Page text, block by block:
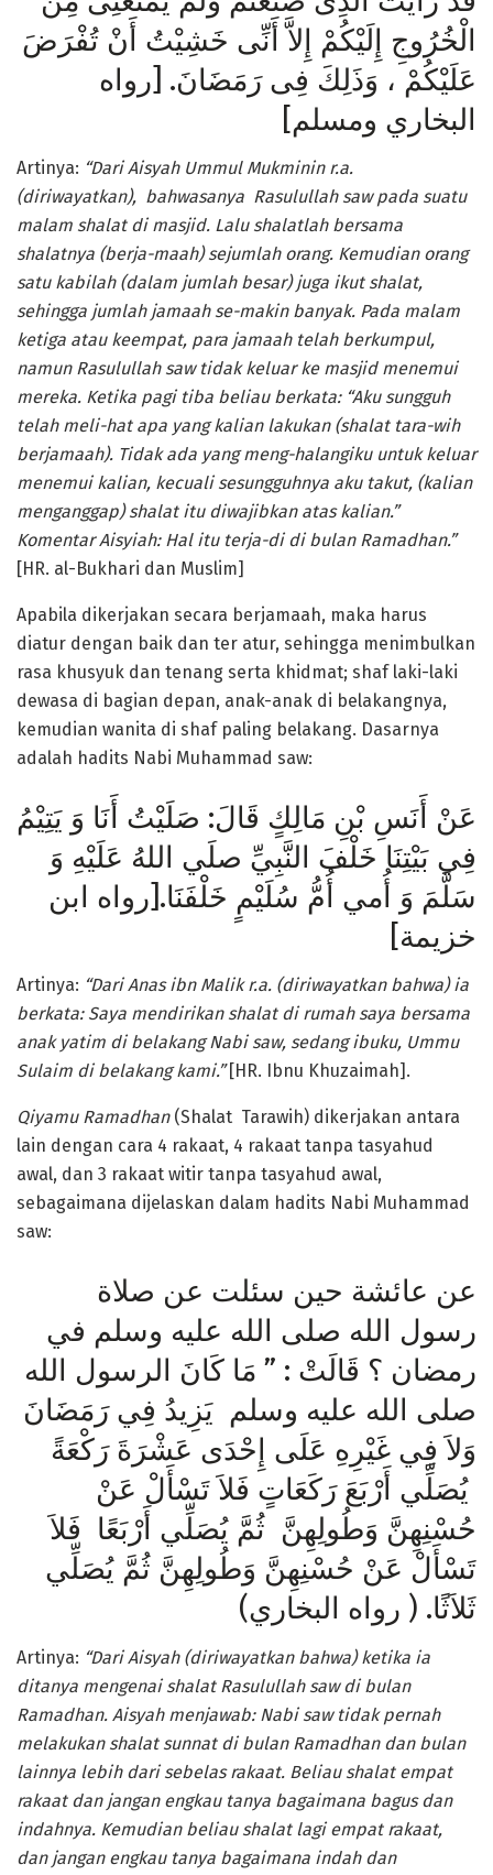
الْخُرُوجِ إِلَيْكُمْ إِلاَّ أَنِّى خَشِيْتُ أَنْ تُفْرَضَ
عَلَيْكُمْ ، وَذَلِكَ فِى رَمَضَانَ. [رواه
البخاري ومسلم]
Artinya: “Dari Aisyah Ummul Mukminin r.a.
(diriwayatkan), bahwasanya Rasulullah saw pada suatu
malam shalat di masjid. Lalu shalatlah bersama
shalatnya (berja-maah) sejumlah orang. Kemudian orang
satu kabilah (dalam jumlah besar) juga ikut shalat,
sehingga jumlah jamaah se-makin banyak. Pada malam
ketiga atau keempat, para jamaah telah berkumpul,
namun Rasulullah saw tidak keluar ke masjid menemui
mereka. Ketika pagi tiba beliau berkata: “Aku sungguh
telah meli-hat apa yang kalian lakukan (shalat tara-wih
berjamaah). Tidak ada yang meng-halangiku untuk keluar
menemui kalian, kecuali sesungguhnya aku takut, (kalian
menganggap) shalat itu diwajibkan atas kalian.”
Komentar Aisyiah: Hal itu terja-di di bulan Ramadhan.”
[HR. al-Bukhari dan Muslim]
Apabila dikerjakan secara berjamaah, maka harus
diatur dengan baik dan ter­ atur, sehingga menimbulkan
rasa khusyuk dan tenang serta khidmat; shaf laki-laki
dewasa di bagian depan, anak-anak di bela­kangnya,
kemudian wanita di shaf paling belakang. Dasar­nya
adalah hadits Nabi Muhammad saw:
عَنْ أَنَسِ بْنِ مَالِكٍ قَالَ: صَلَيْتُ أَنَا وَ يَتِيْمُ
فِي بَيْتِنَا خَلْفَ النَّبِيِّ صلَي اللهُ عَلَيْهِ وَ
سَلَّمَ وَ أُمي أُمُّ سُلَيْمٍ خَلْفَنَا.[رواه ابن
خزيمة]
Artinya: “Dari Anas ibn Malik r.a. (diriwayatkan bahwa) ia
berkata: Saya mendirikan shalat di rumah saya bersama
anak yatim di belakang Nabi saw, sedang ibuku, Ummu
Sulaim di belakang kami.”[HR. Ibnu Khuzaimah].
Qiyamu Ramadhan(Shalat Tarawih) dikerjakan antara
lain dengan cara 4 rakaat, 4 rakaat tanpa tasyahud
awal, dan 3 rakaat witir tanpa tasyahud awal,
sebagaimana dijelaskan dalam hadits Nabi Muhammad
saw:
رسول الله صلى الله عليه وسلم في
رمضان ؟ قَالَتْ : ” مَا كَانَ الرسول الله
صلى الله عليه وسلم يَزِيدُ فِي رَمَضَانَ
وَلاَ فِي غَيْرِهِ عَلَى إِحْدَى عَشْرَةَ رَكْعَةً
يُصَلِّي أَرْبَعَ رَكَعَاتٍ فَلاَ تَسْأَلْ عَنْ
حُسْنِهِنَّ وَطُولِهِنَّ ثُمَّ يُصَلِّي أَرْبَعًا فَلاَ
تَسْأَلْ عَنْ حُسْنِهِنَّ وَطُولِهِنَّ ثُمَّ يُصَلِّي
ثَلاَثًا. ( رواه البخاري)
Artinya: “Dari Aisyah (diriwayatkan bahwa) ketika ia
ditanya mengenai shalat Rasulullah saw di bulan
Ramadhan. Aisyah menjawab: Nabi saw tidak pernah
melakukan shalat sunnat di bulan Ramadhan dan bulan
lainnya lebih dari sebelas rakaat. Beliau shalat empat
rakaat dan jangan engkau tanya bagaimana bagus dan
indahnya. Kemudian beliau shalat lagi empat rakaat,
dan jangan engkau tanya bagaimana indah dan